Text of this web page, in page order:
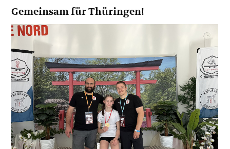
Gemeinsam für Thüringen!